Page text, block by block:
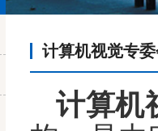
计算机视觉专
计算机